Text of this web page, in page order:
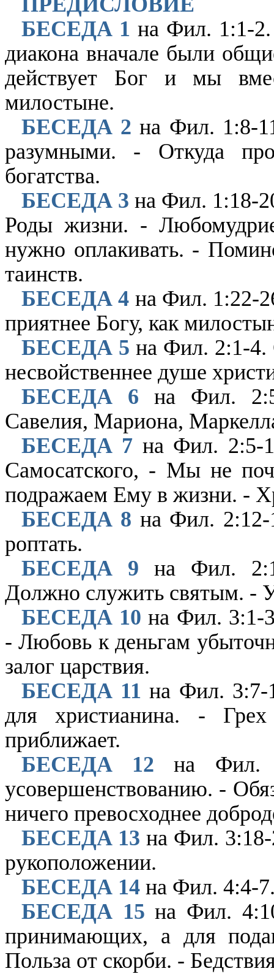
БЕСЕДА 1 на Фил. 1:1-2.
диакона вначале были
действует Бог и мы
милостыне.
БЕСЕДА 2 на Фил. 1:8-
разумными. - Откуда
богатства.
БЕСЕДА 3 на Фил. 1:18-
Роды жизни. -
нужно оплакивать. -
таинств.
БЕСЕДА 4 на Фил. 1:22-
приятнее Богу, как
БЕСЕДА 5 на Фил. 2:1-4.
несвойственнее душе
БЕСЕДА 6 на Фил.
Савелия, Мариона,
БЕСЕДА 7 на Фил. 2:5-
Самосатского, - Мы не
подражаем Ему в жизни. -
БЕСЕДА 8 на Фил.
роптать.
БЕСЕДА 9 на Фил.
Должно служить святым. -
БЕСЕДА 10 на Фил. 3:1-
- Любовь к деньгам
залог царствия.
БЕСЕДА 11 на Фил. 3:7-
для христианина. - Грех
приближает.
БЕСЕДА 12 на Фил.
усовершенствованию. -
ничего превосходнее
БЕСЕДА 13 на Фил. 3:18-
рукоположении.
БЕСЕДА 14на Фил. 4:4-
БЕСЕДА 15 на Фил.
принимающих, а для
Польза от скорби. -